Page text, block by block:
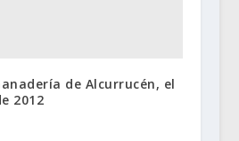
de Alcurrucén, el
2012